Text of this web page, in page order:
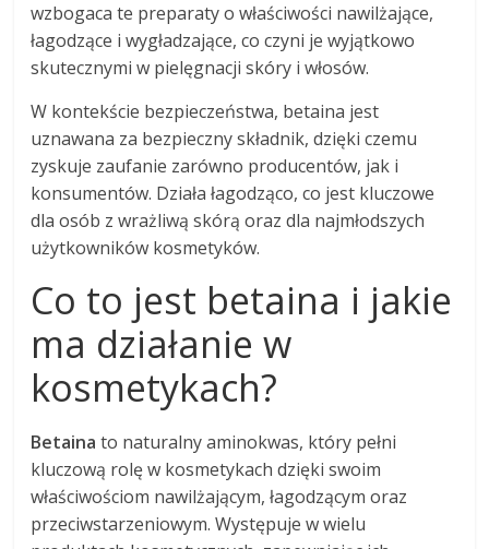
wzbogaca te preparaty o właściwości nawilżające,
łagodzące i wygładzające, co czyni je wyjątkowo
skutecznymi w pielęgnacji skóry i włosów.
W kontekście bezpieczeństwa, betaina jest
uznawana za bezpieczny składnik, dzięki czemu
zyskuje zaufanie zarówno producentów, jak i
konsumentów. Działa łagodząco, co jest kluczowe
dla osób z wrażliwą skórą oraz dla najmłodszych
użytkowników kosmetyków.
Co to jest betaina i jakie
ma działanie w
kosmetykach?
Betaina to naturalny aminokwas, który pełni
kluczową rolę w kosmetykach dzięki swoim
właściwościom nawilżającym, łagodzącym oraz
przeciwstarzeniowym. Występuje w wielu